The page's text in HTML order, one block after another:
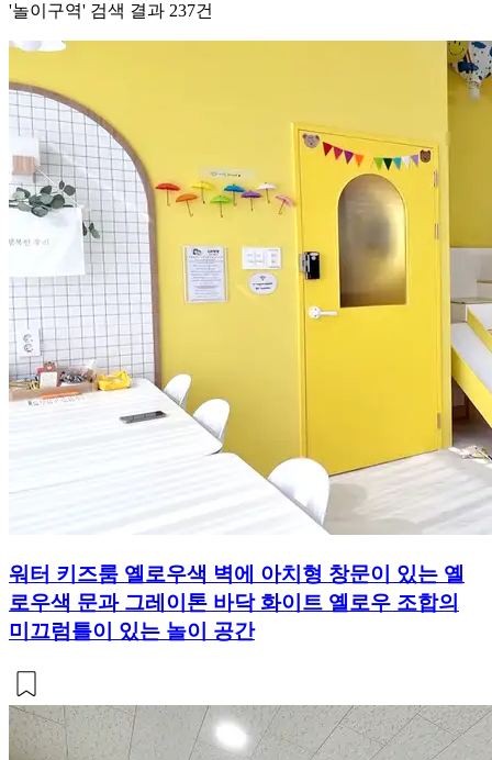
'놀이구역' 검색 결과 237건
워터 키즈룸 옐로우색 벽에 아치형 창문이 있는 옐
로우색 문과 그레이톤 바닥 화이트 옐로우 조합의
미끄럼틀이 있는 놀이 공간